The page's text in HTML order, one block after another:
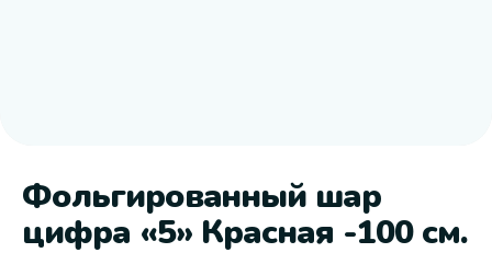
Фольгированный шар
цифра «5» Красная -100 см.